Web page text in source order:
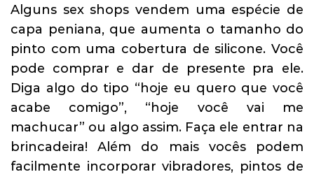
Alguns sex shops vendem uma espécie de
capa peniana, que aumenta o tamanho do
pinto com uma cobertura de silicone. Você
pode comprar e dar de presente pra ele.
Diga algo do tipo “hoje eu quero que você
acabe comigo”, “hoje você vai me
machucar” ou algo assim. Faça ele entrar na
brincadeira! Além do mais vocês podem
facilmente incorporar vibradores, pintos de